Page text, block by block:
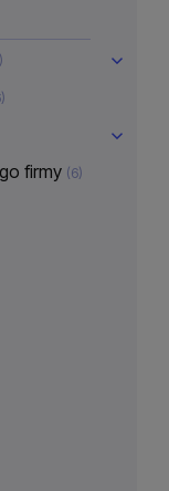
firmy (6)